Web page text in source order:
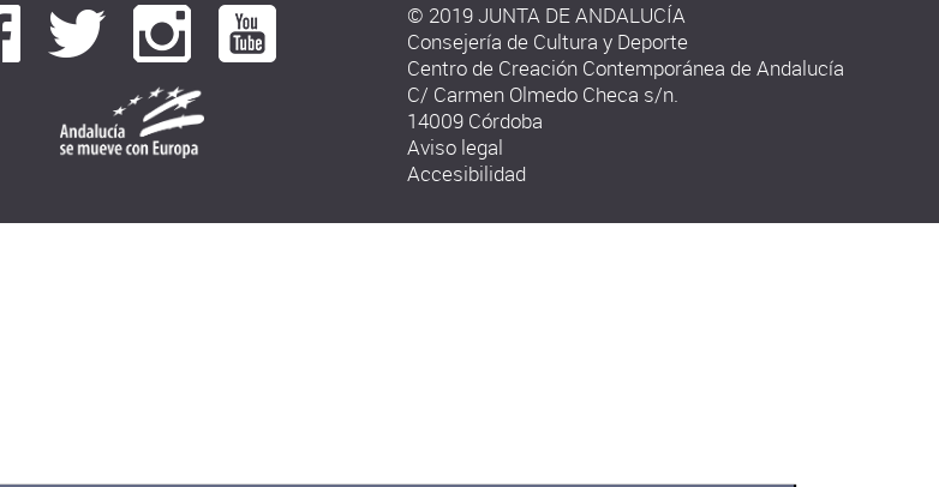
© 2019 JUNTA DE ANDALUCÍA
Consejería de Cultura y Deporte
Centro de Creación Contemporánea de Andalucía
C/ Carmen Olmedo Checa s/n.
14009 Córdoba
Aviso legal
Accesibilidad